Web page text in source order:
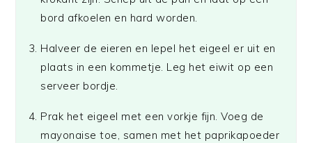
bord afkoelen en hard worden.
Halveer de eieren en lepel het eigeel er uit en
plaats in een kommetje. Leg het eiwit op een
serveer bordje.
Prak het eigeel met een vorkje fijn. Voeg de
mayonaise toe, samen met het paprikapoeder